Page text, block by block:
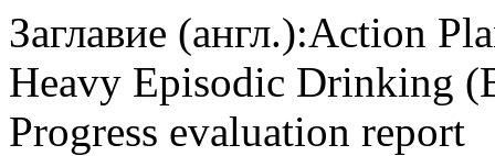
Заглавие (англ.):Action
Heavy Episodic Drinking
Progress evaluation report